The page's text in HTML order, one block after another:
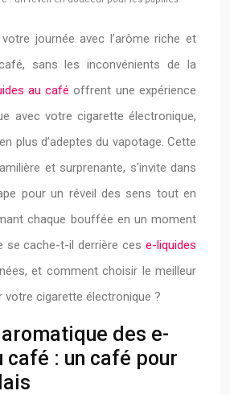
journée avec l’arôme riche et
sans les inconvénients de la
au caféoffrent une expérience
avec votre cigarette électronique,
plus d’adeptes du vapotage. Cette
et surprenante, s’invite dans
pour un réveil des sens tout en
chaque bouffée en un moment
se cache-t-il derrière ces e-liquides
et comment choisir le meilleur
votre cigarette électronique ?
des e-
café : un café pour